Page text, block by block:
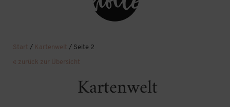
Start / Kartenwelt / Seite 2
« zurück zur Übersicht
Kartenwelt